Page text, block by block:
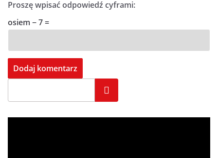
Proszę wpisać odpowiedź cyframi:
osiem − 7 =
Szukaj